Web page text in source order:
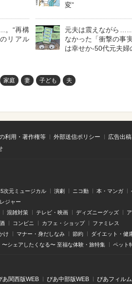
変”
。“再構
リアル
元夫は震えながら
なかった「衝撃の事
は幸せか-50代元夫婦
家庭 妻 子ども 夫
利用・著作権等 外部送信ポリシー
広告出
次元ミュージカル 演劇 ニコ動 本・マンガ
ジャー
混雑対策 テレビ・映画 ディズニーグッズ
コンビニ カフェ・ショップ ファミレス
け マナー・身だしなみ 節約 ダイエット・健
〜シェアしたくなる〜 至福な体験・旅特集 ペット
あ関⻄版WEB ぴあ中部版WEB ぴあフィル